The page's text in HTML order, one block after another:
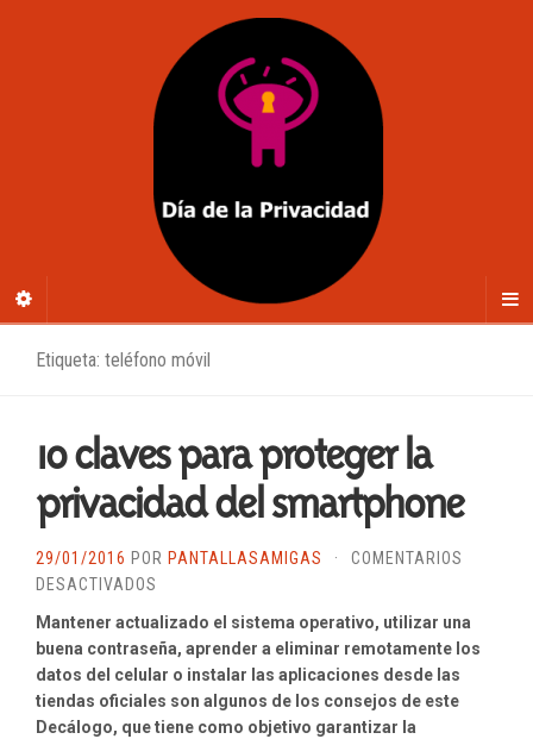
Etiqueta: teléfono móvil
10 claves para proteger la
privacidad del smartphone
29/01/2016 POR PANTALLASAMIGAS ·
COMENTARIOS
DESACTIVADOS
PARA
Mantener actualizado el sistema operativo, utilizar una
buena contraseña, aprender a eliminar remotamente los
datos del celular o instalar las aplicaciones desde las
tiendas oficiales son algunos de los consejos de este
Decálogo, que tiene como objetivo garantizar la